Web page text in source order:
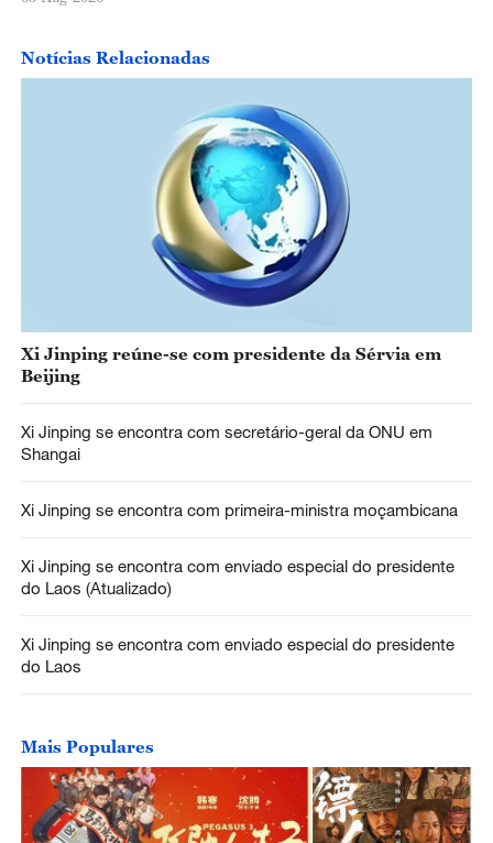
Notícias Relacionadas
Xi Jinping reúne-se com presidente da Sérvia em
Beijing
Xi Jinping se encontra com secretário-geral da ONU em
Shangai
Xi Jinping se encontra com primeira-ministra moçambicana
Xi Jinping se encontra com enviado especial do presidente
do Laos (Atualizado)
Xi Jinping se encontra com enviado especial do presidente
do Laos
Mais Populares